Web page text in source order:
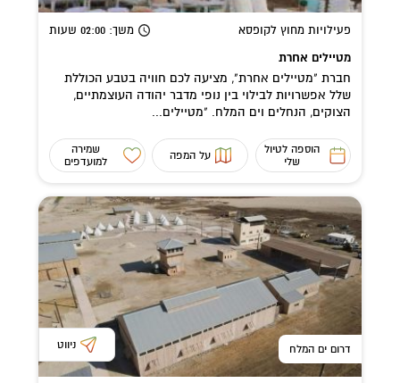
פעילויות מחוץ לקופסא משך: 02:00 שעות
מטיילים אחרת
חברת "מטיילים אחרת", מציעה לכם חוויה בטבע הכוללת
שלל אפשרויות לבילוי בין נופי מדבר יהודה העוצמתיים,
הצוקים, הנחלים וים המלח. "מטיילים...
הוספה לטיול
שלי
על המפה
שמירה
למועדפים
דרום ים המלח ניווט